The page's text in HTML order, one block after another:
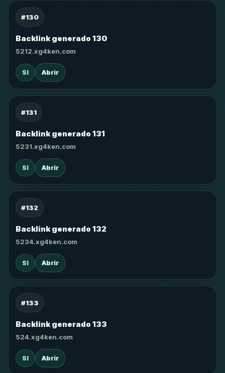
#130
Backlink generado 130
5212.xg4ken.com
SI Abrir
#131
Backlink generado 131
5231.xg4ken.com
SI Abrir
#132
Backlink generado 132
5234.xg4ken.com
SI Abrir
#133
Backlink generado 133
524.xg4ken.com
SI Abrir